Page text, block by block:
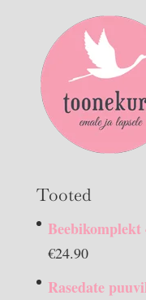
Tooted
Beebikomplekt
€24.90
Rasedate